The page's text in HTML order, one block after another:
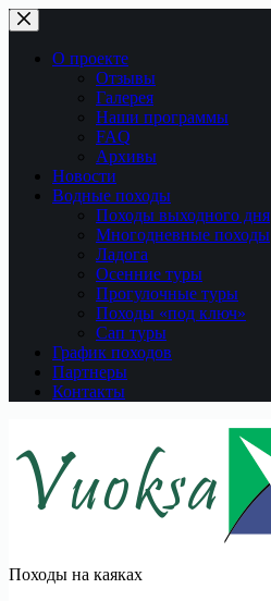
Перейти
к
сути
О проекте
Отзывы
Галерея
Наши программы
FAQ
Архивы
Новости
Водные походы
Походы выходного дня
Многодневные походы
Ладога
Осенние туры
Прогулочные туры
Походы «под ключ»
Сап туры
График походов
Партнеры
Контакты
Походы на каяках